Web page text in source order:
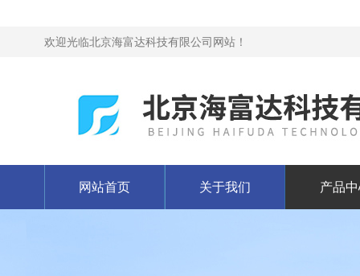
欢迎光临北京海富达科技有限公司网站！
网站首页 关于我们 产品